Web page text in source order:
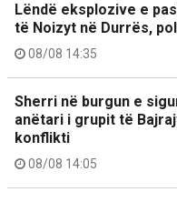
Lëndë eksplozive e
të Noizyt në Durrës,
08/08 14:35
Sherri në burgun e
anëtari i grupit të
konflikti
08/08 14:05